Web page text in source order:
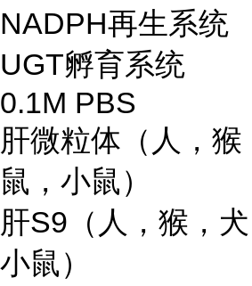
NADPH再生系统
UGT孵育系统
0.1M PBS
肝微粒体（人，猴
鼠，小鼠）
肝S9（人，猴，犬
小鼠）